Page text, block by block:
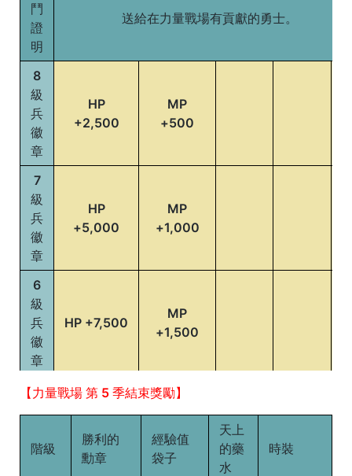
鬥
證
明
送給在力量戰場有貢獻的勇士。
8
級
兵
徽
章
HP
+2,500
MP
+500
7
級
兵
徽
章
HP
+5,000
MP
+1,000
6
級
兵
徽
章
HP +7,500
MP
+1,500
5
徽
HP
+10,000
MP
+2,000
【力量戰場 第 5 季結束獎勵】
階級
勝利的
勳章
經驗值
袋子
天上
的藥
水
時裝